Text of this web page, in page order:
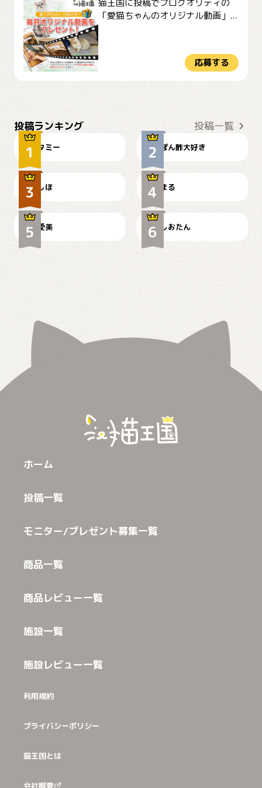
猫王国に投稿でプロクオリティの
「愛猫ちゃんのオリジナル動画」...
応募する
投稿ランキング 投稿一覧
タミー ぽん酢大好き
お弁当になりたいにゃ😽
しほ
🤦‍♀️
まる
かわいい毛玉つき
爱美
暑い日が続くにゃ
しおたん
ホーム
投稿一覧
モニター/プレゼント募集一覧
商品一覧
商品レビュー一覧
施設一覧
施設レビュー一覧
利用規約
プライバシーポリシー
猫王国とは
会社概要